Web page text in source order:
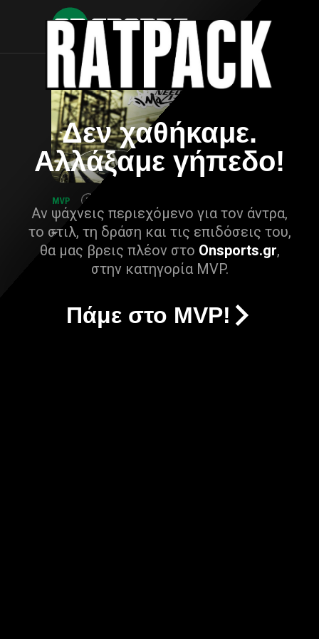
Δεν χαθήκαμε.
Αλλάξαμε γήπεδο!
Αν ψάχνεις περιεχόμενο για τον άντρα,
το στιλ, τη δράση και τις επιδόσεις του,
θα μας βρεις πλέον στο Onsports.gr,
στην κατηγορία MVP.
Πάμε στο MVP!